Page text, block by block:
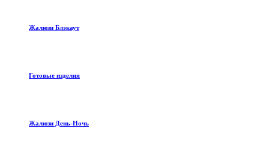
Жалюзи Блэкаут
Готовые изделия
Жалюзи День-Ночь